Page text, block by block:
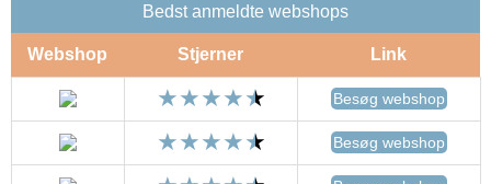
Bedst anmeldte webshops
Webshop Stjerner Link
Besøg webshop
Besøg webshop